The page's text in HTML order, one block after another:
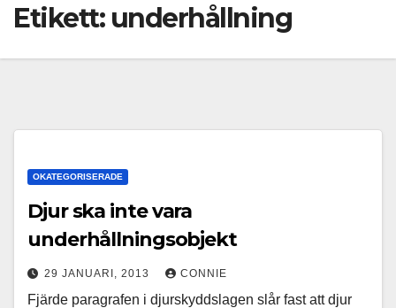
Etikett: underhållning
OKATEGORISERADE
Djur ska inte vara
underhållningsobjekt
29 JANUARI, 2013 CONNIE
Fjärde paragrafen i djurskyddslagen slår fast att djur